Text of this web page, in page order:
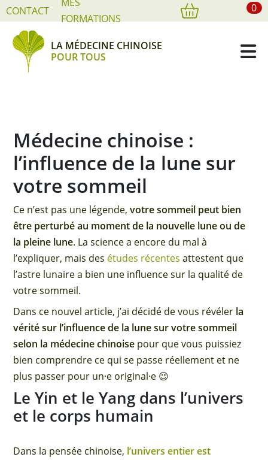
CONTACT
FORMATIONS
0
LA MÉDECINE CHINOISE
POUR TOUS
Médecine chinoise :
l’influence de la lune sur
votre sommeil
Ce n’est pas une légende,votre sommeil peut bien
être perturbé au moment de la nouvelle lune ou de
la pleine lune. La science a encore du mal à
l’expliquer, mais des études récentes attestent que
l’astre lunaire a bien une influence sur la qualité de
votre sommeil.
Dans ce nouvel article, j’ai décidé de vous révéler la
vérité sur l’influence de la lune sur votre sommeil
selon la médecine chinoise pour que vous puissiez
bien comprendre ce qui se passe réellement et ne
plus passer pour un·e original·e 😉
Le Yin et le Yang dans l’univers
et le corps humain
Dans la pensée chinoise, l’univers entier est
Cookies management panel